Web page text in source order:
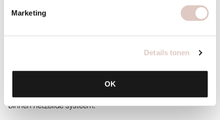
Marketing
Details tonen
OK
instructeur past oefeningen aan voor verschillende niveaus
en zorgt voor een veilige leeromgeving.
Praktische overwegingen spelen ook een rol. Controleer of
de lestijden passen bij je schema en of de locatie goed
sfeer en intensiteit bij je passen. Veel studio’s bieden
binnen hetzelfde systeem.